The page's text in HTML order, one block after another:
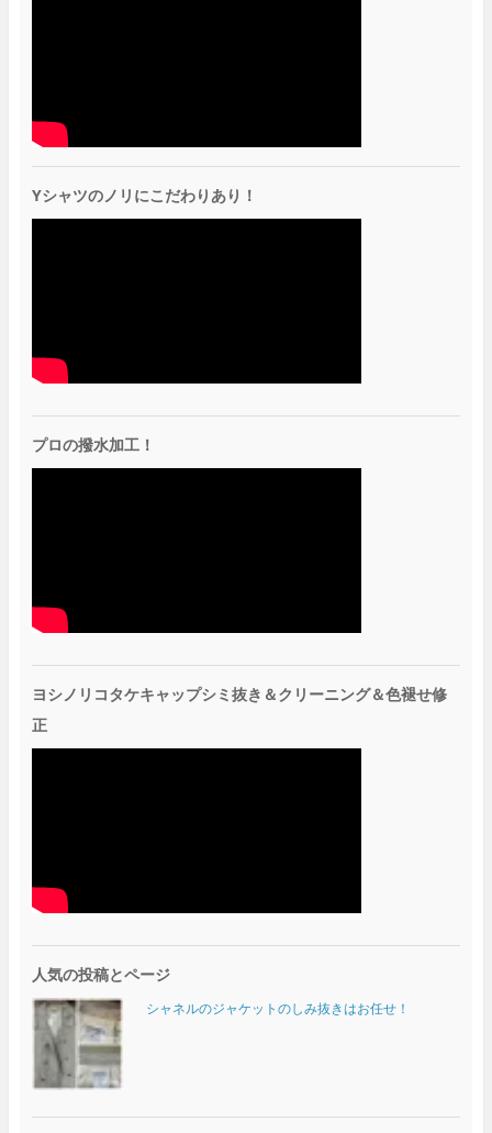
Yシャツのノリにこだわりあり！
プロの撥水加工！
ヨシノリコタケキャップシミ抜き＆クリーニング＆色褪せ修
正
人気の投稿とページ
シャネルのジャケットのしみ抜きはお任せ！